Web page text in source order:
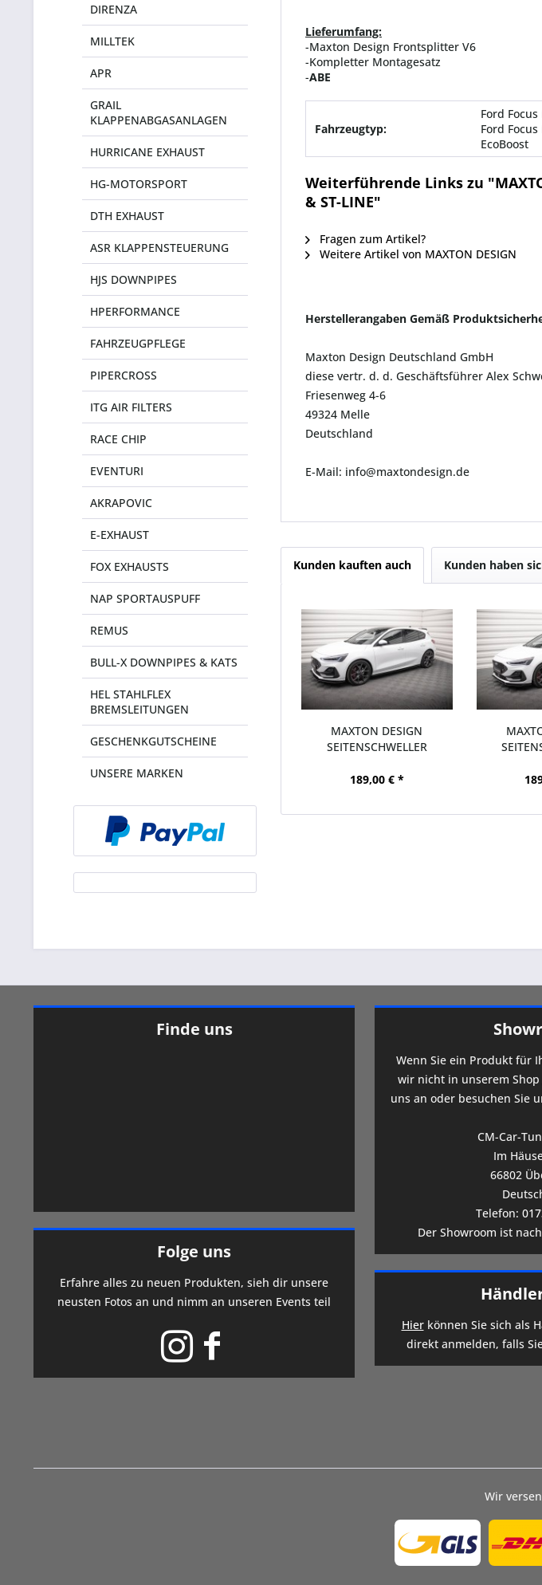
DIRENZA
MILLTEK
APR
GRAIL
KLAPPENABGASANLAGEN
HURRICANE EXHAUST
HG-MOTORSPORT
DTH EXHAUST
ASR KLAPPENSTEUERUNG
HJS DOWNPIPES
HPERFORMANCE
FAHRZEUGPFLEGE
PIPERCROSS
ITG AIR FILTERS
RACE CHIP
EVENTURI
AKRAPOVIC
E-EXHAUST
FOX EXHAUSTS
NAP SPORTAUSPUFF
REMUS
BULL-X DOWNPIPES & KATS
HEL STAHLFLEX
BREMSLEITUNGEN
GESCHENKGUTSCHEINE
UNSERE MARKEN
Lieferumfang:
-Maxton Design Frontsplitter V6
-Kompletter Montagesatz
-ABE
Fahrzeugtyp:
Ford Focus
Ford Focus
EcoBoost
Weiterführende Links zu
& ST-LINE"
Fragen zum Artikel?
Weitere Artikel von MAXTON DESIGN
Herstellerangaben Gemäß
Maxton Design Deutschland GmbH
diese vertr. d. d. Geschäftsführer Alex
Friesenweg 4-6
49324 Melle
Deutschland
E-Mail: info@maxtondesign.de
Kunden kauften auch Kunden haben
MAXTON DESIGN
SEITENSCHWELLER
189,00 € *
Finde uns
Folge uns
Erfahre alles zu neuen Produkten, sieh dir unsere
neusten Fotos an und nimm an unseren Events teil
Wenn Sie ein Produkt für
wir nicht in unserem
uns an oder besuchen Sie
CM-Car-
Im
66802
Telefon:
Der Showroom ist
Hierkönnen Sie sich als
direkt anmelden, falls
Wir